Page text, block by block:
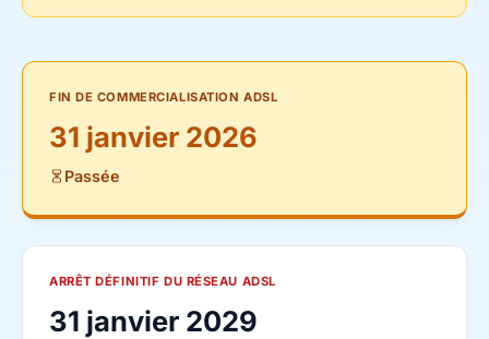
FIN DE COMMERCIALISATION ADSL
31 janvier 2026
Passée
ARRÊT DÉFINITIF DU RÉSEAU ADSL
31 janvier 2029